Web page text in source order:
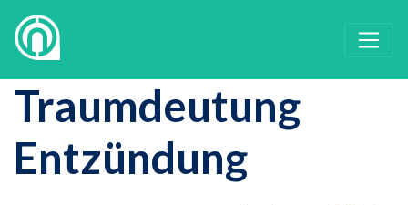
Traumdeutung
Entzündung